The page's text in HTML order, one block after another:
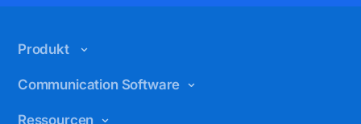
Produkt
Funktionen
Warum Chanty?
Communication Software
Interne Kommunikation
Ressourcen